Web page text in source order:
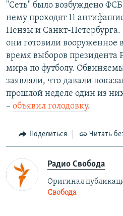
"Сеть" было возбуждено ФСБ
нему проходят 11
Пензы и Санкт-Петербурга.
они готовили вооруженное
время выборов президента
мира по футболу.
заявляли, что давали
прошлой неделе один из
– объявил голодовку.
Поделиться Читать
Радио Свобода
Оригинал
Свобода